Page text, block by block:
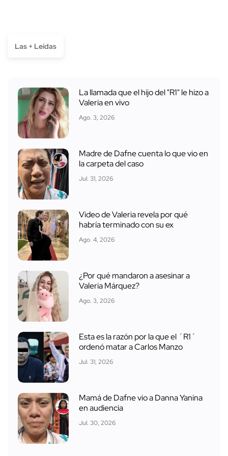
Las + Leídas
La llamada que el hijo del "R1" le hizo a
Valeria en vivo
Ago. 3, 2026
Madre de Dafne cuenta lo que vio en
la carpeta del caso
Jul. 31, 2026
Video de Valeria revela por qué
habría terminado con su ex
Ago. 4, 2026
¿Por qué mandaron a asesinar a
Valeria Márquez?
Ago. 3, 2026
Esta es la razón por la que el ´R1´
ordenó matar a Carlos Manzo
Jul. 31, 2026
Mamá de Dafne vio a Danna Yanina
en audiencia
Jul. 30, 2026